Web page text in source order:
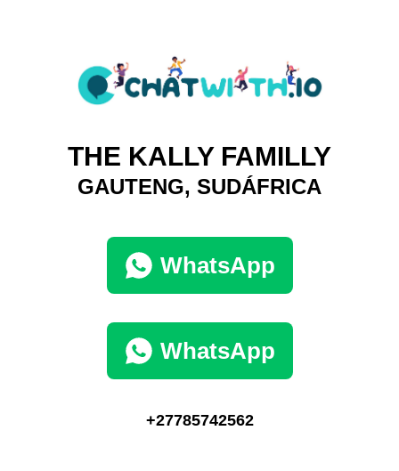
THE KALLY FAMILLY
GAUTENG, SUDÁFRICA
WhatsApp
WhatsApp
+27785742562